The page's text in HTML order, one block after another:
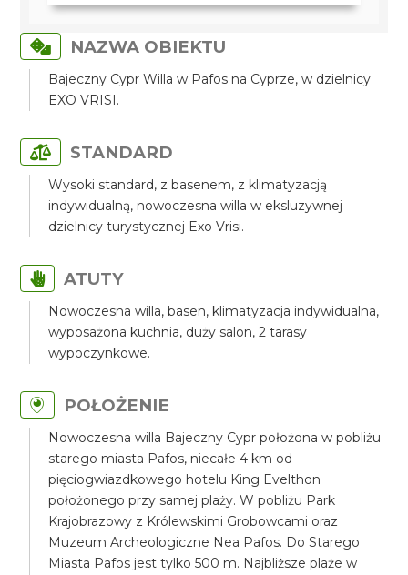
NAZWA OBIEKTU
Bajeczny Cypr Willa w Pafos na Cyprze, w dzielnicy
EXO VRISI.
STANDARD
Wysoki standard, z basenem, z klimatyzacją
indywidualną, nowoczesna willa w eksluzywnej
dzielnicy turystycznej Exo Vrisi.
ATUTY
Nowoczesna willa, basen, klimatyzacja indywidualna,
wyposażona kuchnia, duży salon, 2 tarasy
wypoczynkowe.
POŁOŻENIE
Nowoczesna willa Bajeczny Cypr położona w pobliżu
starego miasta Pafos, niecałe 4 km od
pięciogwiazdkowego hotelu King Evelthon
położonego przy samej plaży. W pobliżu Park
Krajobrazowy z Królewskimi Grobowcami oraz
Muzeum Archeologiczne Nea Pafos. Do Starego
Miasta Pafos jest tylko 500 m. Najbliższe plaże w